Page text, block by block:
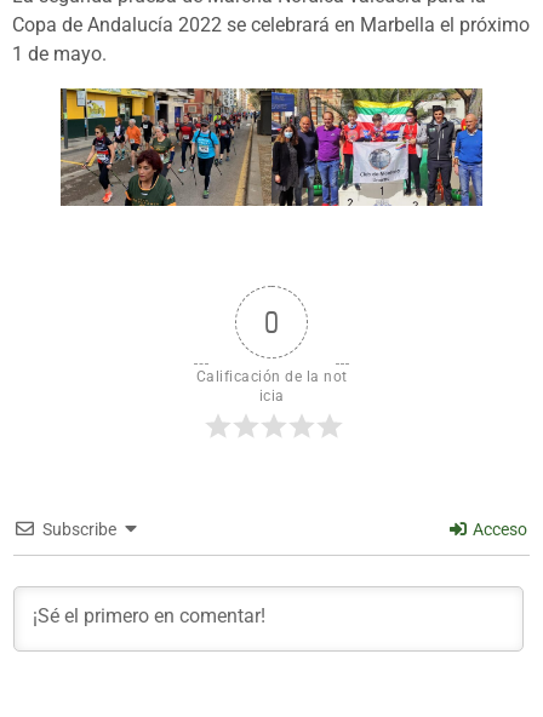
Copa de Andalucía 2022 se celebrará en Marbella el próximo
1 de mayo.
0
Calificación de la not
icia
Subscribe Acceso